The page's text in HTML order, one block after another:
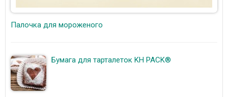
Палочка для мороженого
Бумага для тарталеток KH PACK®